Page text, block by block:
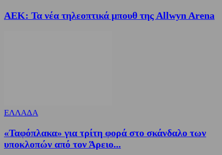
ΑΕΚ: Τα νέα τηλεοπτικά μπουθ της Allwyn Arena
ΕΛΛΑΔΑ
«Ταφόπλακα» για τρίτη φορά στο σκάνδαλο των
υποκλοπών από τον Άρειο...